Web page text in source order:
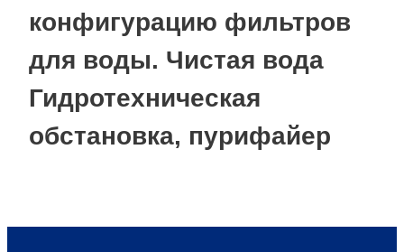
конфигурацию фильтров
для воды. Чистая вода
Гидротехническая
обстановка, пурифайер